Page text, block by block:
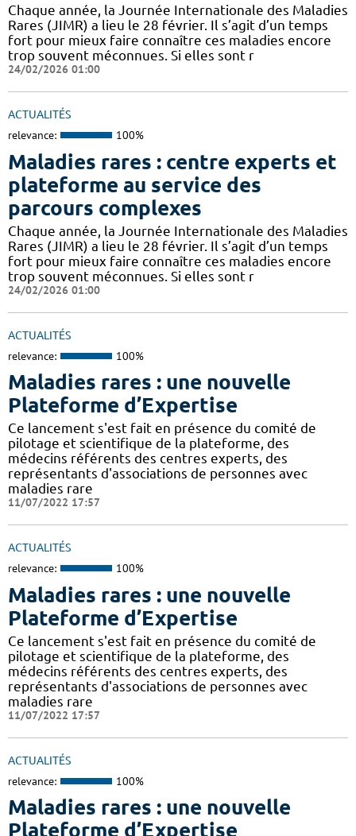
Chaque année, la Journée Internationale des Maladies
Rares (JIMR) a lieu le 28 février. Il s’agit d’un temps
fort pour mieux faire connaître ces maladies encore
trop souvent méconnues. Si elles sont r
24/02/2026 01:00
ACTUALITÉS
relevance: 100%
Maladies rares : centre experts et
plateforme au service des
parcours complexes
Chaque année, la Journée Internationale des Maladies
Rares (JIMR) a lieu le 28 février. Il s’agit d’un temps
fort pour mieux faire connaître ces maladies encore
trop souvent méconnues. Si elles sont r
24/02/2026 01:00
ACTUALITÉS
relevance: 100%
Maladies rares : une nouvelle
Plateforme d’Expertise
Ce lancement s'est fait en présence du comité de
pilotage et scientifique de la plateforme, des
médecins référents des centres experts, des
représentants d'associations de personnes avec
maladies rare
11/07/2022 17:57
ACTUALITÉS
relevance: 100%
Maladies rares : une nouvelle
Plateforme d’Expertise
Ce lancement s'est fait en présence du comité de
pilotage et scientifique de la plateforme, des
médecins référents des centres experts, des
représentants d'associations de personnes avec
maladies rare
11/07/2022 17:57
ACTUALITÉS
relevance: 100%
Maladies rares : une nouvelle
Plateforme d’Expertise